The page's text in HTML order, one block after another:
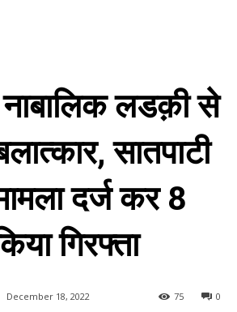
लडक़ी से
सातपाटी
दर्ज कर 8
गिरफ्ता
December 18, 2022 0
75